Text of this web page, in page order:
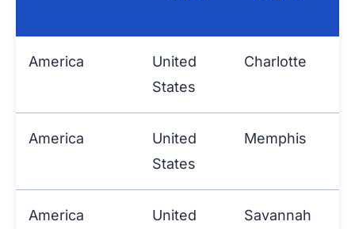
America
United
States
Charlotte
America
United
States
Memphis
America United Savannah